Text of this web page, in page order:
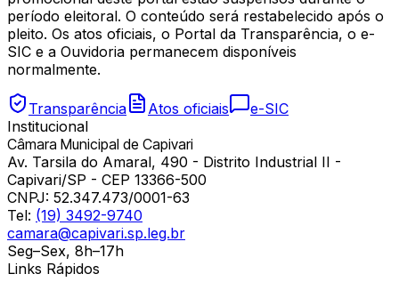
período eleitoral. O conteúdo será restabelecido após o
pleito. Os atos oficiais, o Portal da Transparência, o e-
SIC e a Ouvidoria permanecem disponíveis
normalmente.
Transparência Atos oficiais
e-SIC
Institucional
Câmara Municipal de Capivari
Av. Tarsila do Amaral, 490 - Distrito Industrial II -
Capivari/SP - CEP 13366-500
CNPJ: 52.347.473/0001-63
Tel: (19) 3492-9740
camara@capivari.sp.leg.br
Seg–Sex, 8h–17h
Links Rápidos